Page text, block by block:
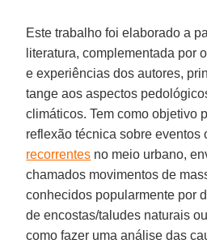
Este trabalho foi elaborado a
literatura, complementada por
e experiências dos autores,
tange aos aspectos
climáticos. Tem como objetivo
reflexão técnica sobre eventos
recorrentes no meio urbano,
chamados movimentos de
conhecidos popularmente por
de encostas/taludes naturais
como fazer uma análise das